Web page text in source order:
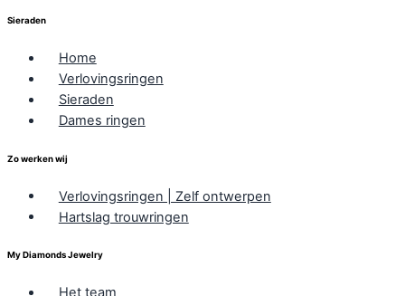
Sieraden
Home
Verlovingsringen
Sieraden
Dames ringen
Zo werken wij
Verlovingsringen | Zelf ontwerpen
Hartslag trouwringen
My Diamonds Jewelry
Het team